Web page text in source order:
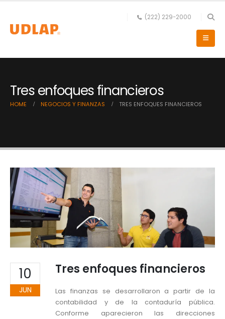
(222) 229-2000
Tres enfoques financieros
HOME NEGOCIOS Y FINANZAS TRES ENFOQUES FINANCIEROS
10
JUN
Tres enfoques financieros
Las finanzas se desarrollaron a partir de la
contabilidad y de la contaduría pública.
Conforme aparecieron las direcciones